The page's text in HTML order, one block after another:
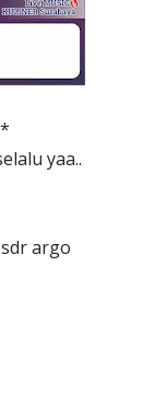
yaa..
argo